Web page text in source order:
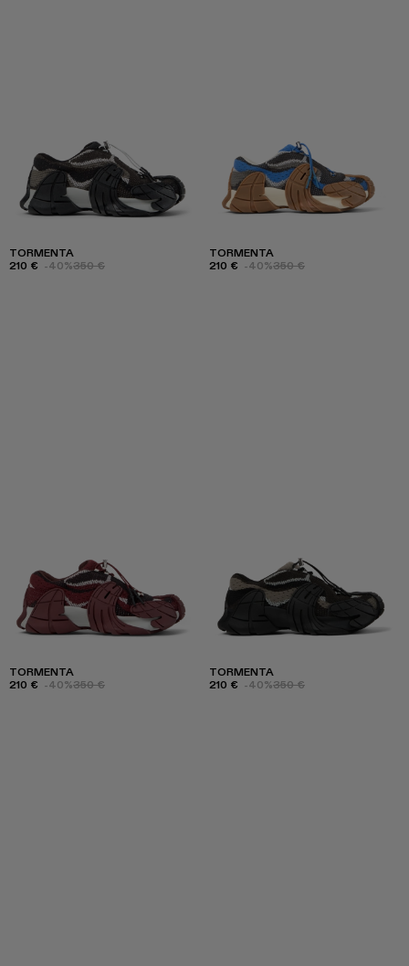
TORMENTA
210 € -40%350 €
TORMENTA
210 € -40%350 €
TORMENTA
210 € -40%350 €
TORMENTA
210 € -40%350 €